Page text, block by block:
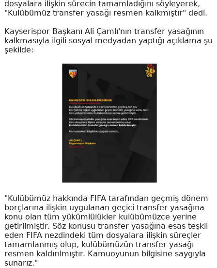
dosyalara ilişkin sürecin tamamladığını söyleyerek,
"Kulübümüz transfer yasağı resmen kalkmıştır" dedi.
Kayserispor Başkanı Ali Çamlı'nın transfer yasağının
kalkmasıyla ilgili sosyal medyadan yaptığı açıklama şu
şekilde:
"Kulübümüz hakkında FIFA tarafından geçmiş dönem
borçlarına ilişkin uygulanan geçici transfer yasağına
konu olan tüm yükümlülükler kulübümüzce yerine
getirilmiştir. Söz konusu transfer yasağına esas teşkil
eden FIFA nezdindeki tüm dosyalara ilişkin süreçler
tamamlanmış olup, kulübümüzün transfer yasağı
resmen kaldırılmıştır. Kamuoyunun bilgisine saygıyla
sunarız."